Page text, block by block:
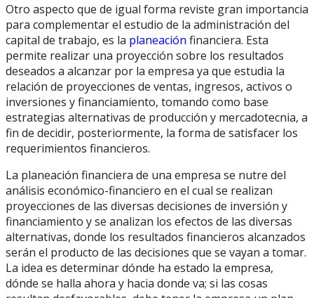
Otro aspecto que de igual forma reviste gran importancia
para complementar el estudio de la administración del
capital de trabajo, es la planeación financiera. Esta
permite realizar una proyección sobre los resultados
deseados a alcanzar por la empresa ya que estudia la
relación de proyecciones de ventas, ingresos, activos o
inversiones y financiamiento, tomando como base
estrategias alternativas de producción y mercadotecnia, a
fin de decidir, posteriormente, la forma de satisfacer los
requerimientos financieros.
La planeación financiera de una empresa se nutre del
análisis económico-financiero en el cual se realizan
proyecciones de las diversas decisiones de inversión y
financiamiento y se analizan los efectos de las diversas
alternativas, donde los resultados financieros alcanzados
serán el producto de las decisiones que se vayan a tomar.
La idea es determinar dónde ha estado la empresa,
dónde se halla ahora y hacia donde va; si las cosas